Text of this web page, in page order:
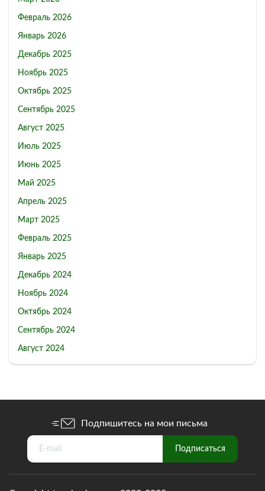
Февраль 2026
Январь 2026
Декабрь 2025
Ноябрь 2025
Октябрь 2025
Сентябрь 2025
Август 2025
Июль 2025
Июнь 2025
Май 2025
Апрель 2025
Март 2025
Февраль 2025
Январь 2025
Декабрь 2024
Ноябрь 2024
Октябрь 2024
Сентябрь 2024
Август 2024
Подпишитесь на мои письма